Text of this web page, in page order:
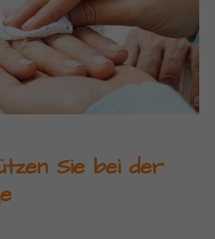
Sie bei der